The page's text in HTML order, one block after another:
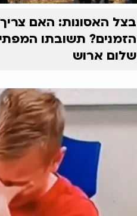
בצל האסונות: האם
הזמנים? תשובתו
שלום ארוש